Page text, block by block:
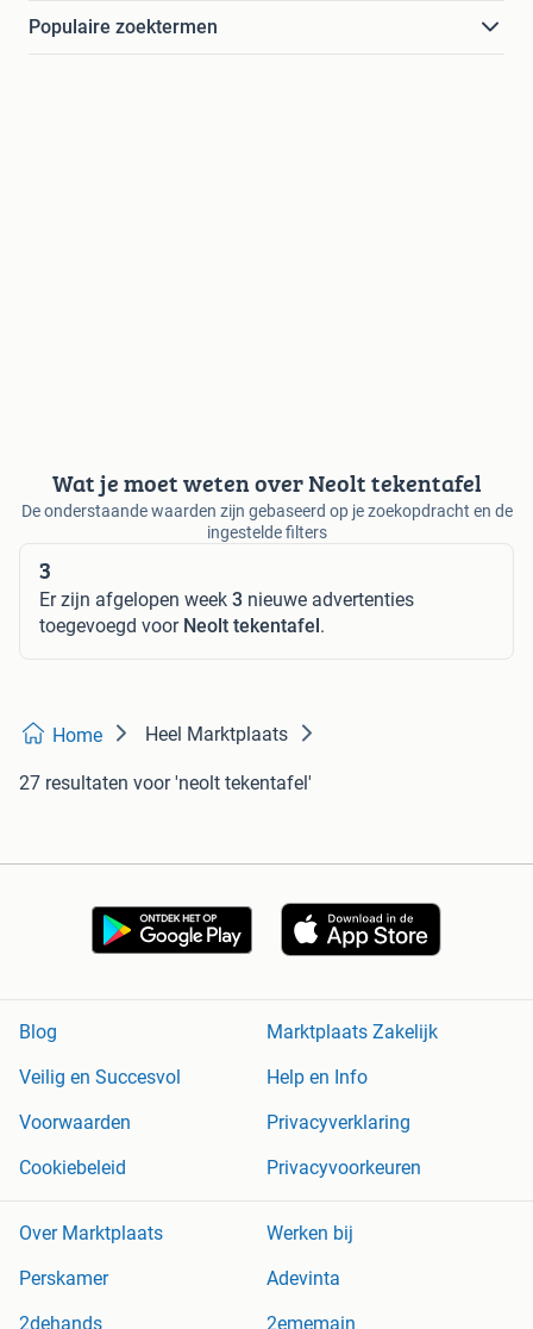
Populaire zoektermen
Wat je moet weten over Neolt tekentafel
De onderstaande waarden zijn gebaseerd op je zoekopdracht en de
ingestelde filters
3
Er zijn afgelopen week 3 nieuwe advertenties
toegevoegd voor Neolt tekentafel .
Home Heel Marktplaats
27 resultaten voor 'neolt tekentafel'
Blog
Marktplaats Zakelijk
Veilig en Succesvol
Help en Info
Voorwaarden
Privacyverklaring
Cookiebeleid
Privacyvoorkeuren
Over Marktplaats
Werken bij
Perskamer
Adevinta
2dehands
2ememain